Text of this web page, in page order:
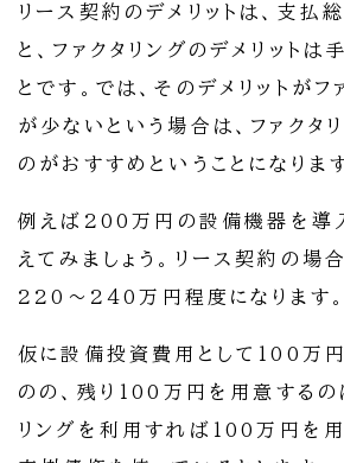
リース契約のデメリットは、支払
と、ファクタリングのデメリットは
とです。では、そのデメリットがフ
が少ないという場合は、ファクタ
のがおすすめということになります
例えば200万円の設備機器を導
えてみましょう。リース契約の場
220～240万円程度になります。
仮に設備投資費用として100万
のの、残り100万円を用意するの
リングを利用すれば100万円を